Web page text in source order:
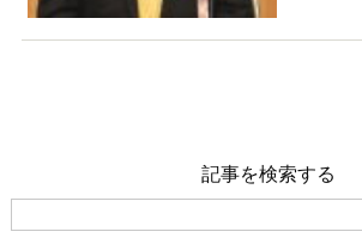
記事を検索する